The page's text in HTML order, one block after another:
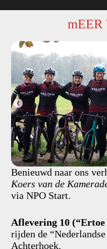
mEER
Benieuwd naar ons
Koers van de
via NPO Start.
Aflevering 10 (“Ertoe
rijden de
Achterhoek.